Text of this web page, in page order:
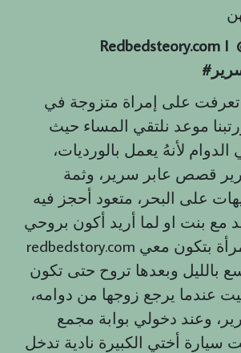
Redbedsteory.com I
#
تعرفت على إمراة متزوجة في
موعد نلتقي المساء حيث
لأنهُ يعمل بالورديات،
قصص عابر سرير، وثمة
على البحر، متعود أحجز فيه
بنت او لما أريد أكون بروحي،
redbedstory.com والفكرة أنه المرأة بتكون معي
بالليل وبعدها تروح حتى تكون
عندما يرجع زوجها من دوامه،
وعند دخولي بوابة مجمع
سيارة أختي الكبيرة نادية تدخل